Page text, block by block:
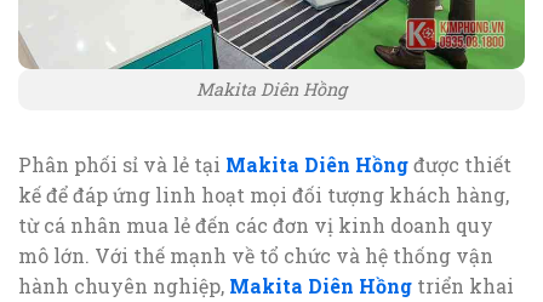
Makita Diên Hồng
Phân phối sỉ và lẻ tại Makita Diên Hồngđược thiết
kế để đáp ứng linh hoạt mọi đối tượng khách hàng,
từ cá nhân mua lẻ đến các đơn vị kinh doanh quy
mô lớn. Với thế mạnh về tổ chức và hệ thống vận
hành chuyên nghiệp, Makita Diên Hồng triển khai